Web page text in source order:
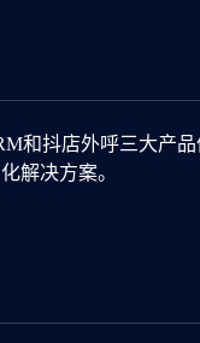
和抖店外呼三大产
解决方案。